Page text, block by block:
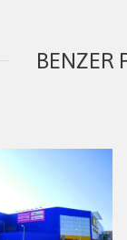
BENZER